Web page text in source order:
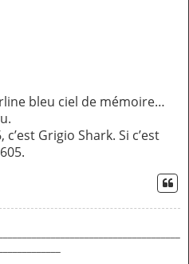
bleu ciel de mémoire…
Grigio Shark. Si c’est